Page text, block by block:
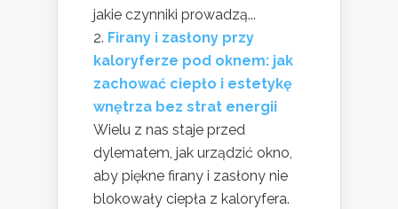
jakie czynniki prowadzą...
Firany i zasłony przy
kaloryferze pod oknem: jak
zachować ciepło i estetykę
wnętrza bez strat energii
Wielu z nas staje przed
dylematem, jak urządzić okno,
aby piękne firany i zasłony nie
blokowały ciepła z kaloryfera.